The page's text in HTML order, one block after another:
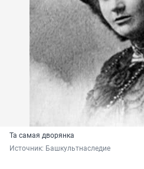
Та самая дворянка
Источник: Башкультнаследие